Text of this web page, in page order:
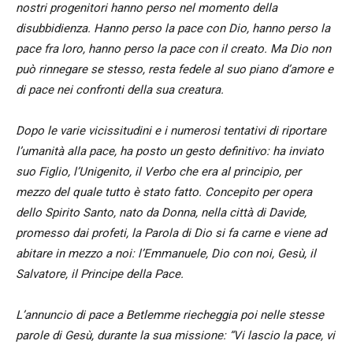
nostri progenitori hanno perso nel momento della
disubbidienza. Hanno perso la pace con Dio, hanno perso la
pace fra loro, hanno perso la pace con il creato. Ma Dio non
può rinnegare se stesso, resta fedele al suo piano d’amore e
di pace nei confronti della sua creatura.
Dopo le varie vicissitudini e i numerosi tentativi di riportare
l’umanità alla pace, ha posto un gesto definitivo: ha inviato
suo Figlio, l’Unigenito, il Verbo che era al principio, per
mezzo del quale tutto è stato fatto. Concepito per opera
dello Spirito Santo, nato da Donna, nella città di Davide,
promesso dai profeti, la Parola di Dio si fa carne e viene ad
abitare in mezzo a noi: l’Emmanuele, Dio con noi, Gesù, il
Salvatore, il Principe della Pace.
L’annuncio di pace a Betlemme riecheggia poi nelle stesse
parole di Gesù, durante la sua missione: “Vi lascio la pace, vi